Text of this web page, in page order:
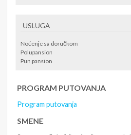
USLUGA
Noćenje sa doručkom
Polupansion
Pun pansion
PROGRAM PUTOVANJA
Program putovanja
SMENE